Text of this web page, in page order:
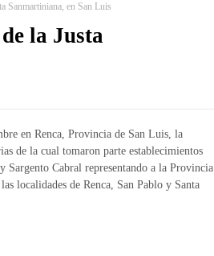
Sanmartiniana, en San Luis
la Justa
en Renca, Provincia de San Luis, la
de la cual tomaron parte establecimientos
Cabral representando a la Provincia
localidades de Renca, San Pablo y Santa